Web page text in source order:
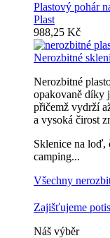
Plastový pohár
Plast
988,25 Kč
Nerozbitné
Nerozbitné
opakovaně díky
přičemž vydrží
a vysoká čirost
Sklenice na loď,
camping...
Všechny
Zajišťujeme
Náš výběr